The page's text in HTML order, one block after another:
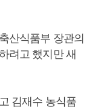
산식품부 장관의
려고 했지만 새
김재수 농식품